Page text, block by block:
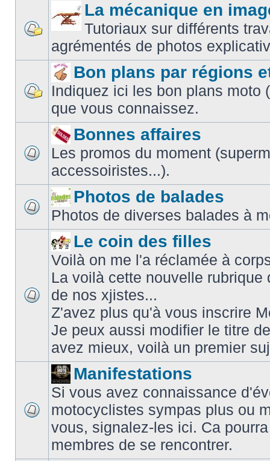
La mécanique en
Tutoriaux sur différents
agrémentés de photos
Bon plans par régions
Indiquez ici les bon plans moto
que vous connaissez.
Bonnes affaires
Les promos du moment
accessoiristes...).
Photos de balades
Photos de diverses balades à
Le coin des filles
Voilà on me l'a réclamée à
La voilà cette nouvelle
de nos xjistes...
Z'avez plus qu'à vous inscrire
Je peux aussi modifier le titre
avez mieux, voilà un premier
Manifestations
Si vous avez connaissance
motocyclistes sympas plus ou
vous, signalez-les ici. Ca
membres de se rencontrer.